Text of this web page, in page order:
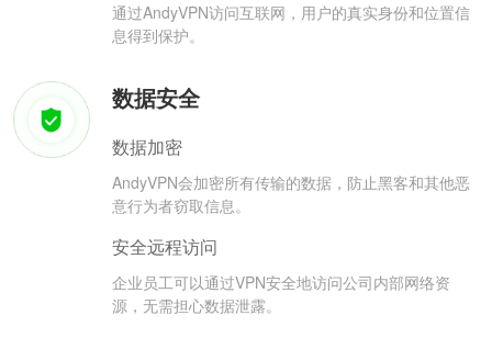
通过AndyVPN访问互联网，用户的真实身份和位置信
息得到保护。
数据安全
数据加密
AndyVPN会加密所有传输的数据，防止黑客和其他恶
意行为者窃取信息。
安全远程访问
企业员工可以通过VPN安全地访问公司内部网络资
源，无需担心数据泄露。